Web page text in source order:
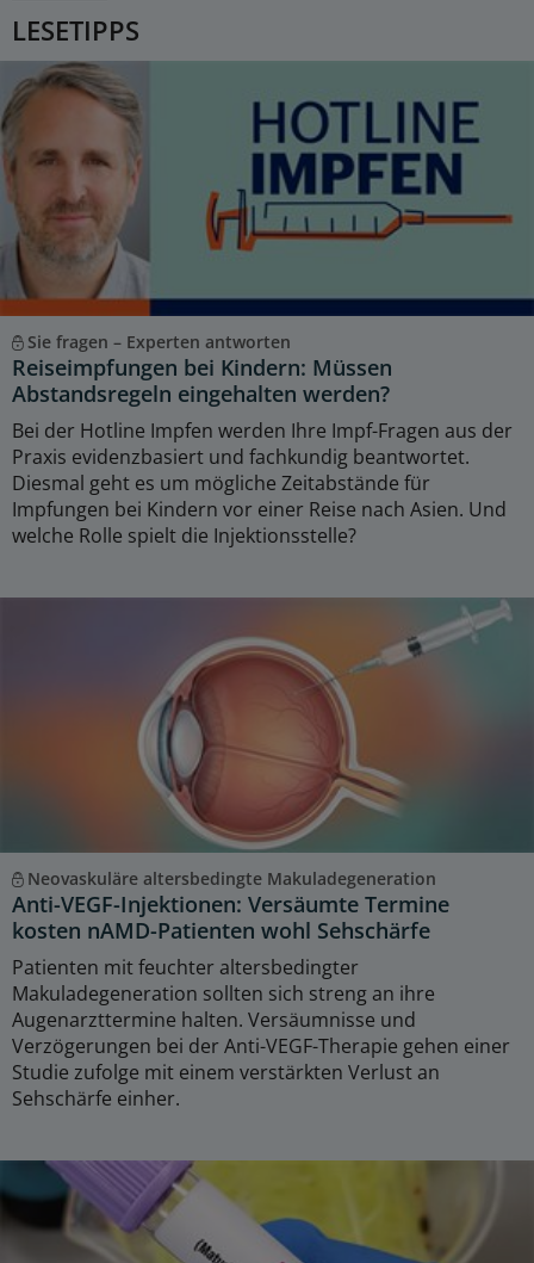
LESETIPPS
Sie fragen – Experten antworten
Reiseimpfungen bei Kindern: Müssen
Abstandsregeln eingehalten werden?
Bei der Hotline Impfen werden Ihre Impf-Fragen aus der
Praxis evidenzbasiert und fachkundig beantwortet.
Diesmal geht es um mögliche Zeitabstände für
Impfungen bei Kindern vor einer Reise nach Asien. Und
welche Rolle spielt die Injektionsstelle?
Neovaskuläre altersbedingte Makuladegeneration
Anti-VEGF-Injektionen: Versäumte Termine
kosten nAMD-Patienten wohl Sehschärfe
Patienten mit feuchter altersbedingter
Makuladegeneration sollten sich streng an ihre
Augenarzttermine halten. Versäumnisse und
Verzögerungen bei der Anti-VEGF-Therapie gehen einer
Studie zufolge mit einem verstärkten Verlust an
Sehschärfe einher.